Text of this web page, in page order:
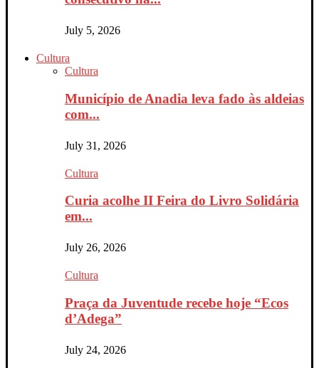
July 5, 2026
Cultura
Cultura
Município de Anadia leva fado às aldeias
com...
July 31, 2026
Cultura
Curia acolhe II Feira do Livro Solidária
em...
July 26, 2026
Cultura
Praça da Juventude recebe hoje “Ecos
d’Adega”
July 24, 2026